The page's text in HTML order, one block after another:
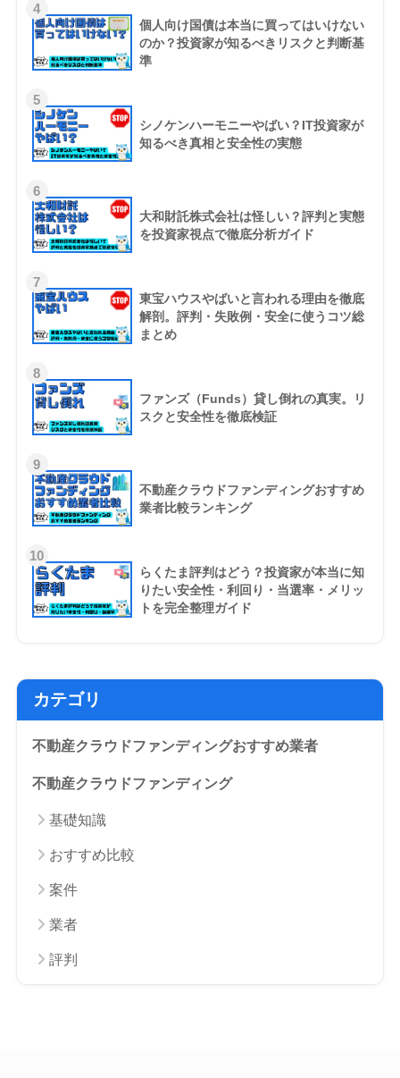
4
個人向け国債は本当に買ってはいけない
のか？投資家が知るべきリスクと判断基
準
5
シノケンハーモニーやばい？IT投資家が
知るべき真相と安全性の実態
6
大和財託株式会社は怪しい？評判と実態
を投資家視点で徹底分析ガイド
7
東宝ハウスやばいと言われる理由を徹底
解剖。評判・失敗例・安全に使うコツ総
まとめ
8
ファンズ（Funds）貸し倒れの真実。リ
スクと安全性を徹底検証
9
不動産クラウドファンディングおすすめ
業者比較ランキング
10
らくたま評判はどう？投資家が本当に知
りたい安全性・利回り・当選率・メリッ
トを完全整理ガイド
カテゴリ
不動産クラウドファンディングおすすめ業者
不動産クラウドファンディング
基礎知識
おすすめ比較
案件
業者
評判